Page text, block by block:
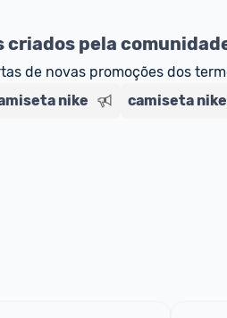
criados pela
de novas promoções dos
nike camiseta